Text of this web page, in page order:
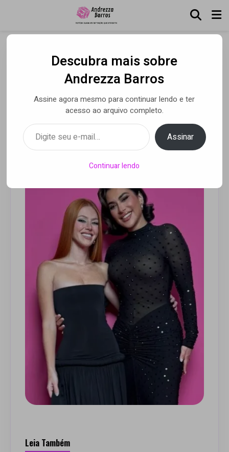
Mari Maria é convidada
para evento da Huda
Beauty
Por Andrezza Barros• 02 abr 2025
Leia Também
Descubra mais sobre
Andrezza Barros
Assine agora mesmo para continuar lendo e ter
acesso ao arquivo completo.
Digite seu e-mail…
Assinar
Continuar lendo